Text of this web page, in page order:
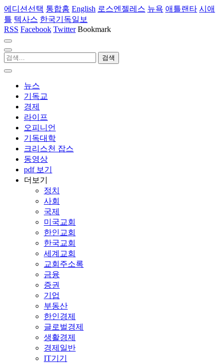
에디션선택 통합홈 English 로스엔젤레스 뉴욕 애틀랜타 시애
틀 텍사스 한국기독일보
RSS Facebook Twitter Bookmark
뉴스
기독교
경제
라이프
오피니언
기독대학
크리스천 잡스
동영상
pdf 보기
더보기
정치
사회
국제
미국교회
한인교회
한국교회
세계교회
교회주소록
금융
증권
기업
부동산
한인경제
글로벌경제
생활경제
경제일반
IT기기